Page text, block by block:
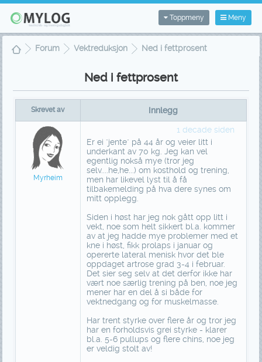
Meny
Toppmeny
Forum Vektreduksjon Ned i fettprosent
Ned i fettprosent
Skrevet av Innlegg
Myrheim
1 decade siden
Er ei "jente" på 44 år og veier litt i
underkant av 70 kg. Jeg kan vel
egentlig nokså mye (tror jeg
selv....he,he...) om kosthold og trening,
men har likevel lyst til å få
tilbakemelding på hva dere synes om
mitt opplegg.
Siden i høst har jeg nok gått opp litt i
vekt, noe som helt sikkert bl.a. kommer
av at jeg hadde mye problemer med et
kne i høst, fikk prolaps i januar og
opererte lateral menisk hvor det ble
oppdaget artrose grad 3-4 i februar.
Det sier seg selv at det derfor ikke har
vært noe særlig trening på ben, noe jeg
mener har en del å si både for
vektnedgang og for muskelmasse.
Har trent styrke over flere år og tror jeg
har en forholdsvis grei styrke - klarer
bl.a. 5-6 pullups og flere chins, noe jeg
er veldig stolt av!